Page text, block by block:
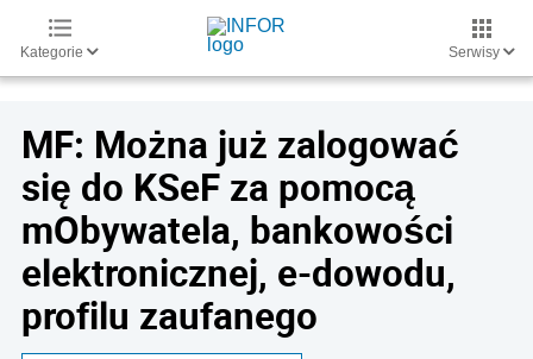
Kategorie Serwisy
MF: Można już zalogować
się do KSeF za pomocą
mObywatela, bankowości
elektronicznej, e-dowodu,
profilu zaufanego